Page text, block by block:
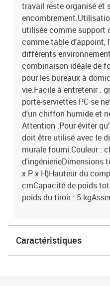
travail reste organisé et
utilisée comme support
comme table d'appoint,
différents
combinaison idéale de
pour les bureaux à
vie.Facile à entretenir :
porte-serviettes PC se
d'un chiffon humide et
Attention :Pour éviter
doit être utilisé avec le
murale fourni.Couleur :
d'ingénierieDimensions
x P x H)Hauteur du
cmCapacité de poids
poids du tiroir : 5
Caractéristiques